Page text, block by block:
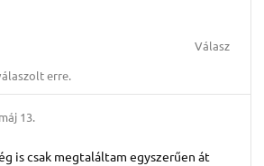
Válasz
erre.
máj 13.
is csak megtaláltam egyszerűen át